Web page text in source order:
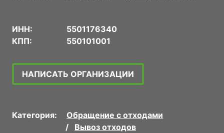
ИНН:
5501176340
КПП:
550101001
НАПИСАТЬ ОРГАНИЗАЦИИ
Категория:
Обращение с отходами
Вывоз отходов